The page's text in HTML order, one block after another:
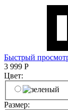
Быстрый
3 999 Р
Цвет:
Размер: